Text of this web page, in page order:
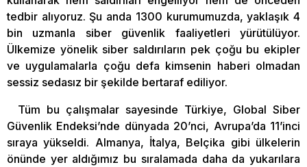
tedbir alıyoruz. Şu anda 1300 kurumumuzda, yaklaşık 4
bin uzmanla siber güvenlik faaliyetleri yürütülüyor.
Ülkemize yönelik siber saldırıların pek çoğu bu ekipler
ve uygulamalarla çoğu defa kimsenin haberi olmadan
sessiz sedasız bir şekilde bertaraf ediliyor.
Tüm bu çalışmalar sayesinde Türkiye, Global Siber
Güvenlik Endeksi’nde dünyada 20’nci, Avrupa’da 11’inci
sıraya yükseldi. Almanya, İtalya, Belçika gibi ülkelerin
önünde yer aldığımız bu sıralamada daha da yukarılara